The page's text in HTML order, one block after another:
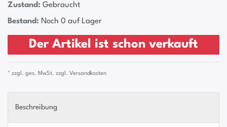
Zustand: Gebraucht
Bestand: Noch 0 auf Lager
Der Artikel ist schon verkauft
* zzgl. ges. MwSt. zzgl. Versandkosten
Beschreibung